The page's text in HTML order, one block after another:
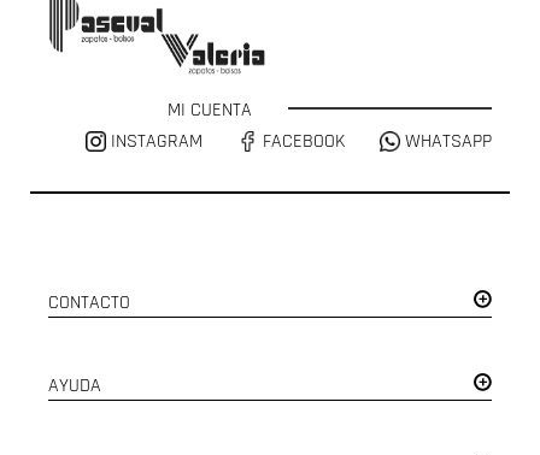
MI CUENTA
INSTAGRAM
FACEBOOK WHATSAPP
CONTACTO
AYUDA